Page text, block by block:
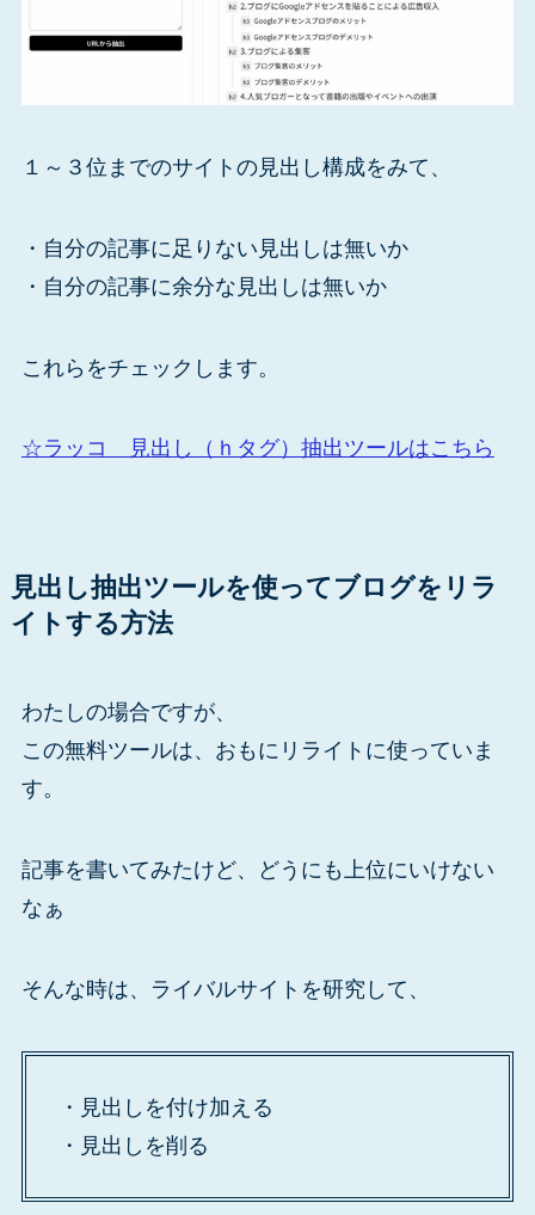
１～３位までのサイトの見出し構成をみて、
・自分の記事に足りない見出しは無いか
・自分の記事に余分な見出しは無いか
これらをチェックします。
☆ラッコ 見出し（ｈタグ）抽出ツールはこちら
見出し抽出ツールを使ってブログをリラ
イトする方法
わたしの場合ですが、
この無料ツールは、おもにリライトに使っていま
す。
記事を書いてみたけど、どうにも上位にいけない
なぁ
そんな時は、ライバルサイトを研究して、
・見出しを付け加える
・見出しを削る